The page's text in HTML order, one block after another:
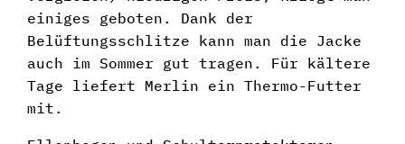
einiges geboten. Dank der
Belüftungsschlitze kann man die Jacke
auch im Sommer gut tragen. Für kältere
Tage liefert Merlin ein Thermo-Futter
mit.